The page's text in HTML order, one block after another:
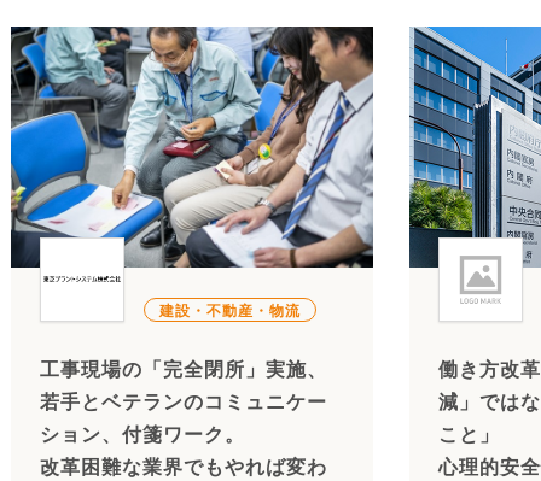
建設・不動産・物流
工事現場の「完全閉所」実施、
若手とベテランのコミュニケー
ション、付箋ワーク。
改革困難な業界でもやれば変わ
働き方改
減」では
こと」
心理的安